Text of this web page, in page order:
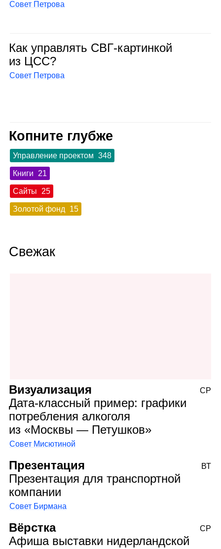
Совет Петрова
Как управ­лять СВГ‑кар­тин­кой
из ЦСС?
Совет Петрова
Копните глубже
Управление проектом 348
Книги 21
Сайты 25
Золотой фонд 15
Свежак
Визуализация
Дата‑классный пример: графики
потребления алкоголя
из «Москвы — Петушков»
Совет Мисютиной
СР
Презентация
Презентация для транспортной
компании
Совет Бирмана
ВТ
Вёрстка
Афиша выставки нидерландской
СР